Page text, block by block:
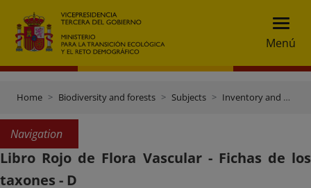
Menú
Home Biodiversity and forests Subjects Inventory and data gateway
Navigation
Libro Rojo de Flora Vascular - Fichas de los
taxones - D